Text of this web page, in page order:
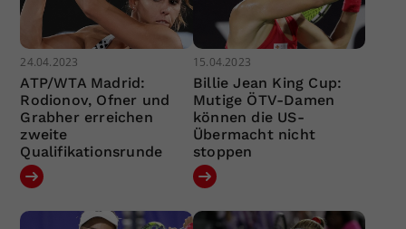
24.04.2023
ATP/WTA Madrid:
Rodionov, Ofner und
Grabher erreichen
zweite
Qualifikationsrunde
15.04.2023
Billie Jean King Cup:
Mutige ÖTV-Damen
können die US-
Übermacht nicht
stoppen